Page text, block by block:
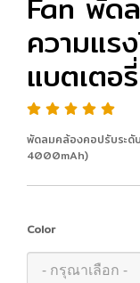
ความแร
แบตเต
พัดลมคล้องคอปรับระดั
4000mAh)
Color